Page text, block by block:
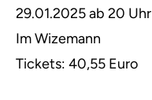
29.01.2025 ab 20 Uhr
Im Wizemann
Tickets: 40,55 Euro